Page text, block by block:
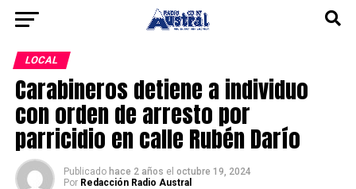
LOCAL
Carabineros detiene a individuo
con orden de arresto por
parricidio en calle Rubén Darío
Publicado hace 2 años el octubre 19, 2024
Por Redacción Radio Austral